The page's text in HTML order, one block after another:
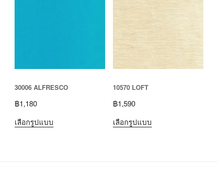
30006 ALFRESCO
฿1,180
เลือกรูปแบบ
10570 LOFT
฿1,590
เลือกรูปแบบ